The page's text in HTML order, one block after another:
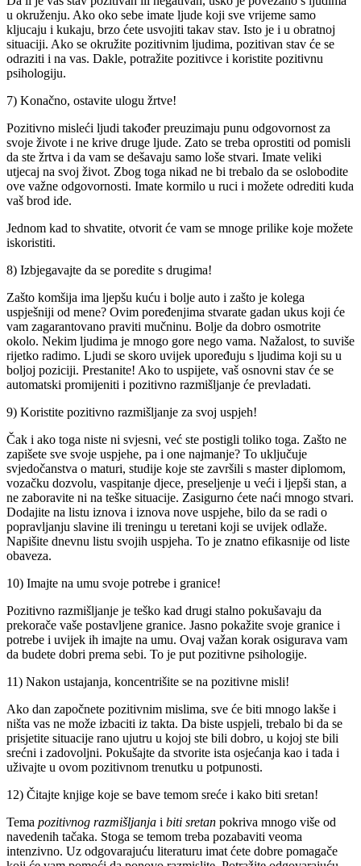
u okruženju. Ako oko sebe imate ljude koji sve vrijeme samo
kljucaju i kukaju, brzo ćete usvojiti takav stav. Isto je i u obratnoj
situaciji. Ako se okružite pozitivnim ljudima, pozitivan stav će se
odraziti i na vas. Dakle, potražite pozitivce i koristite pozitivnu
psihologiju.
7) Konačno, ostavite ulogu žrtve!
Pozitivno misleći ljudi također preuzimaju punu odgovornost za
svoje živote i ne krive druge ljude. Zato se treba oprostiti od pomisli
da ste žrtva i da vam se dešavaju samo loše stvari. Imate veliki
utjecaj na svoj život. Zbog toga nikad ne bi trebalo da se oslobodite
ove važne odgovornosti. Imate kormilo u ruci i možete odrediti kuda
vaš brod ide.
Jednom kad to shvatite, otvorit će vam se mnoge prilike koje možete
iskoristiti.
8) Izbjegavajte da se poredite s drugima!
Zašto komšija ima ljepšu kuću i bolje auto i zašto je kolega
uspješniji od mene? Ovim poređenjima stvarate gadan ukus koji će
vam zagarantovano praviti mučninu. Bolje da dobro osmotrite
okolo. Nekim ljudima je mnogo gore nego vama. Nažalost, to suviše
rijetko radimo. Ljudi se skoro uvijek upoređuju s ljudima koji su u
boljoj poziciji. Prestanite! Ako to uspijete, vaš osnovni stav će se
automatski promijeniti i pozitivno razmišljanje će prevladati.
9) Koristite pozitivno razmišljanje za svoj uspjeh!
Čak i ako toga niste ni svjesni, već ste postigli toliko toga. Zašto ne
zapišete sve svoje uspjehe, pa i one najmanje? To uključuje
svjedočanstva o maturi, studije koje ste završili s master diplomom,
vozačku dozvolu, vaspitanje djece, preseljenje u veći i ljepši stan, a
ne zaboravite ni na teške situacije. Zasigurno ćete naći mnogo stvari.
Dodajite na listu iznova i iznova nove uspjehe, bilo da se radi o
popravljanju slavine ili treningu u teretani koji se uvijek odlaže.
Napišite dnevnu listu svojih uspjeha. To je znatno efikasnije od liste
obaveza.
10) Imajte na umu svoje potrebe i granice!
Pozitivno razmišljanje je teško kad drugi stalno pokušavaju da
prekorače vaše postavljene granice. Jasno pokažite svoje granice i
potrebe i uvijek ih imajte na umu. Ovaj važan korak osigurava vam
da budete dobri prema sebi. To je put pozitivne psihologije.
11) Nakon ustajanja, koncentrišite se na pozitivne misli!
Ako dan započnete pozitivnim mislima, sve će biti mnogo lakše i
ništa vas ne može izbaciti iz takta. Da biste uspjeli, trebalo bi da se
prisjetite situacije rano ujutru u kojoj ste bili dobro, u kojoj ste bili
srećni i zadovoljni. Pokušajte da stvorite ista osjećanja kao i tada i
uživajte u ovom pozitivnom trenutku u potpunosti.
12) Čitajte knjige koje se bave temom sreće i kako biti sretan!
Tema pozitivnog razmišljanja i biti sretan pokriva mnogo više od
navedenih tačaka. Stoga se temom treba pozabaviti veoma
intenzivno. Uz odgovarajuću literaturu imat ćete dobre pomagače